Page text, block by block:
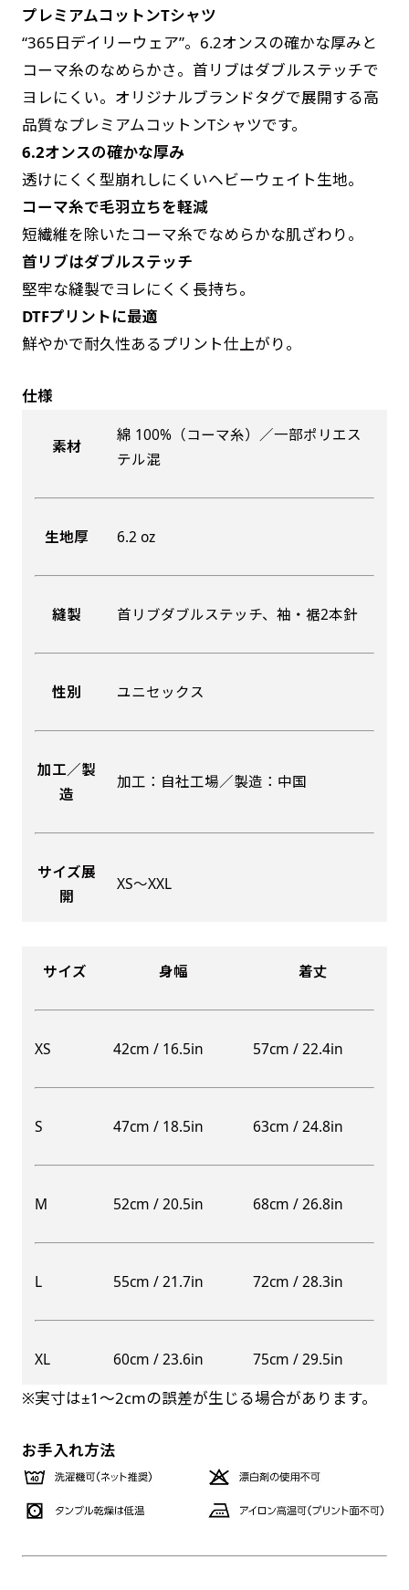
プレミアムコットンTシャツ
“365日デイリーウェア”。6.2オンスの確かな厚みと
コーマ糸のなめらかさ。首リブはダブルステッチで
ヨレにくい。オリジナルブランドタグで展開する高
品質なプレミアムコットンTシャツです。
6.2オンスの確かな厚み
透けにくく型崩れしにくいヘビーウェイト生地。
コーマ糸で毛羽立ちを軽減
短繊維を除いたコーマ糸でなめらかな肌ざわり。
首リブはダブルステッチ
堅牢な縫製でヨレにくく長持ち。
DTFプリントに最適
鮮やかで耐久性あるプリント仕上がり。
仕様
素材
綿 100%（コーマ糸）／一部ポリエス
テル混
生地厚 6.2 oz
縫製 首リブダブルステッチ、袖・裾2本針
性別 ユニセックス
加工／製
造
加工：自社工場／製造：中国
サイズ展
開
XS〜XXL
サイズ 身幅 着丈
XS 42cm / 16.5in 57cm / 22.4in
S 47cm / 18.5in 63cm / 24.8in
M 52cm / 20.5in 68cm / 26.8in
L 55cm / 21.7in 72cm / 28.3in
XL 60cm / 23.6in 75cm / 29.5in
※実寸は±1〜2cmの誤差が生じる場合があります。
お手入れ方法
す。かわいいい＆おしゃれなのぼりです。台はセ
ットでついてます。
ジャンボ(90x270)
遠くからでも視認しやすいジャンボサイズです。
駐車場などのスペースに余裕がある場所で大々的
に宣伝できます。
4mまたは5mのポールが必要です。
吊り下げ旗(30x42)
掛け軸のように吊り下げ式にします。上部に棒袋
際の装飾などにとてもお役立ち！
布A1ポスター(60x84)
のぼりだけでなく、ポスターも作れます。
のぼり旗と同じデザインで飾れば宣伝効果UP!
種のデザインを楽しむことができます。前からも
A面B面のデザイン変化を楽しんでお客様にアピ
自由入力(60x180以内)
お好みのサイズで縦幕・横幕の作成が可能です。
あんな場所こんな場所お好みのサイズでお好みの
幕の製作をお楽しみください
す。かわいいい＆おしゃれなのぼりです。台はセ
ットでついてます。
ジャンボ(270x90)
遠くからでも視認しやすいジャンボサイズです。
駐車場などのスペースに余裕がある場所で大々的
に宣伝できます。
4mまたは5mのポールが必要です。
吊り下げ旗(42x30)
掛け軸のように吊り下げ式にします。上部に棒袋
際の装飾などにとてもお役立ち！
布A1ポスター(84x60)
のぼりだけでなく、ポスターも作れます。
のぼり旗と同じデザインで飾れば宣伝効果UP!
長辺が180cm以内、短辺が60cm以内であれば自
幕の製作をお楽しみください
レギュラーのれん
けて疑似的にのれんのような幕をつくります。お
レギュラーのれんスリムは横幕の上部にチチを5
か所つけて疑似的にのれんのような幕をつくりま
る場所でのぼり旗を使用する際に推奨されてい
ます。防炎加工によってのぼり旗が炎に触れても
燃えにくくなります。（燃えるというより溶け
るに近くなるイメージ）一般的な方法は、旗の
素材に特殊な化学薬品を使用して延焼を抑えま